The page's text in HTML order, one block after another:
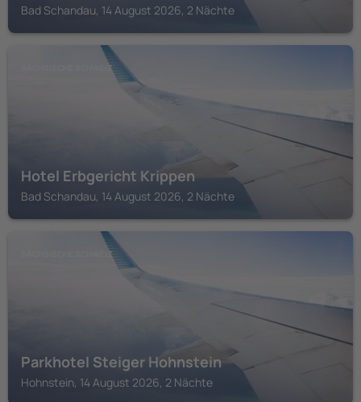
Bad Schandau, 14 August 2026, 2 Nächte
SÄCHSISCHE SCHWEIZ
Hotel Erbgericht Krippen
Bad Schandau, 14 August 2026, 2 Nächte
SÄCHSISCHE SCHWEIZ
Parkhotel Steiger Hohnstein
Hohnstein, 14 August 2026, 2 Nächte